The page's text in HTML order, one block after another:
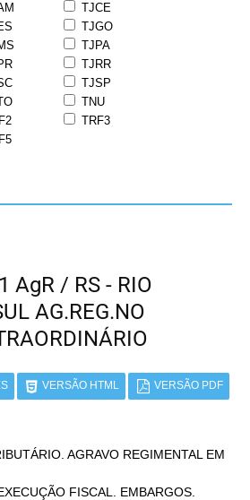
TJCE
TJGO
TJPA
TJRR
TJSP
TNU
TRF3
AgR / RS - RIO
AG.REG.NO
VERSÃO HTML VERSÃO PDF
AGRAVO REGIMENTAL EM